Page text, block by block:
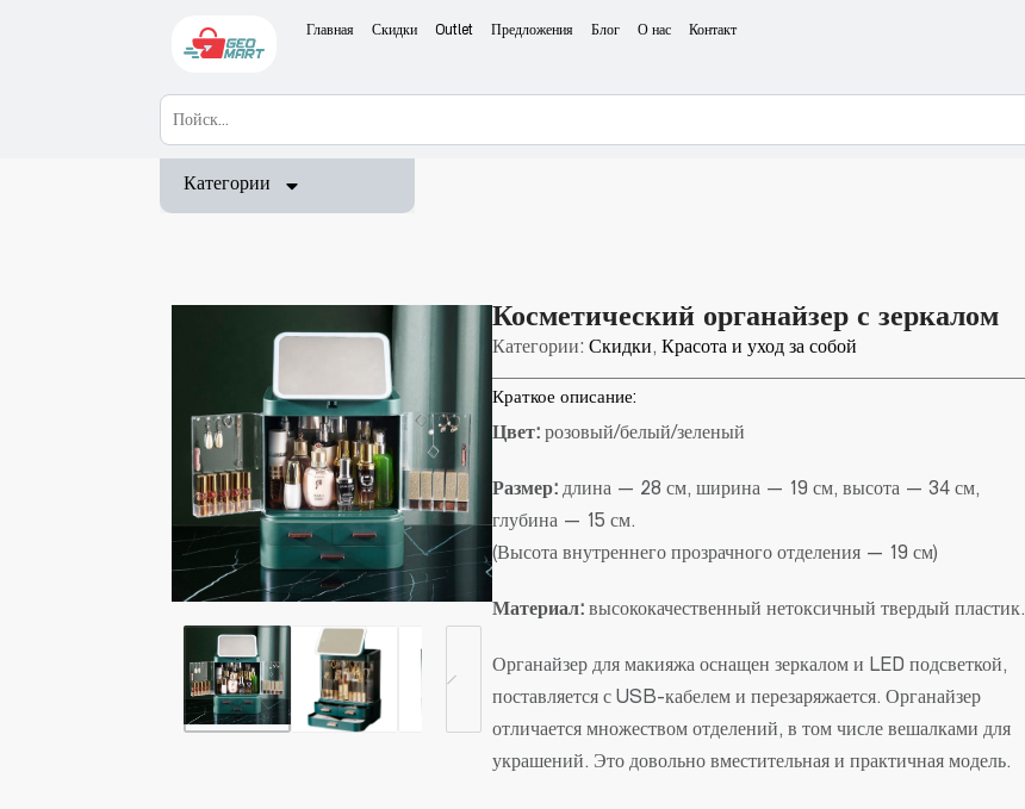
Главная Скидки Outlet Предложения Блог О нас Контакт
Категории
Косметический органайзер с зеркалом
Категории: Скидки,Красота и уход за собой
Краткое описание:
Цвет: розовый/белый/зеленый
Размер: длина — 28 см, ширина — 19 см, высота — 34 см,
глубина — 15 см.
(Высота внутреннего прозрачного отделения — 19 см)
Материал: высококачественный нетоксичный твердый пластик.
Органайзер для макияжа оснащен зеркалом и LED подсветкой,
поставляется с USB-кабелем и перезаряжается. Органайзер
отличается множеством отделений, в том числе вешалками для
украшений. Это довольно вместительная и практичная модель.